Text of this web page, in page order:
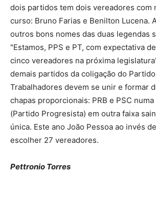
dois partidos tem dois vereadores com
curso: Bruno Farias e Benilton Lucena.
outros bons nomes das duas legendas
"Estamos, PPS e PT, com expectativa
cinco vereadores na próxima
demais partidos da coligação do
Trabalhadores devem se unir e formar
chapas proporcionais: PRB e PSC
(Partido Progresista) em outra faixa
única. Este ano João Pessoa ao invés
escolher 27 vereadores.
Pettronio Torres